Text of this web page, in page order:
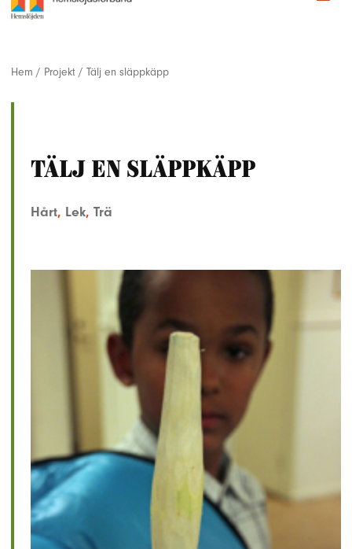
Hem / Projekt / Tälj en släppkäpp
Tälj en släppkäpp
Hårt, Lek, Trä